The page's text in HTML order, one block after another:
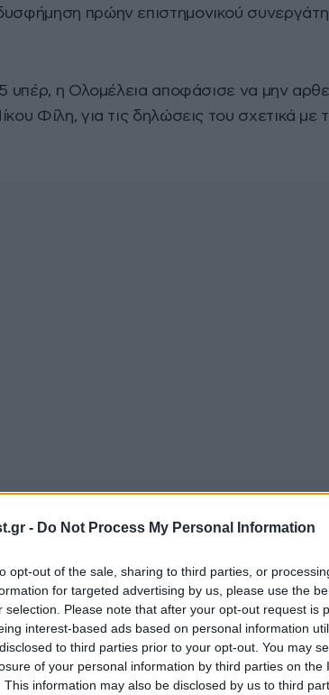
- Do Not Process My Personal Information
opt-out of the sale, sharing to third parties, or
for targeted advertising by us, please use the
selection. Please note that after your opt-out request is
interest-based ads based on personal information
to third parties prior to your opt-out. You may
of your personal information by third parties on the
This information may also be disclosed by us to third
πρώην επιστημονικού
υπέρ, η Ολομέλεια αποφάσισε να μην
Φίλη, για τις δηλώσεις του σχετικά με